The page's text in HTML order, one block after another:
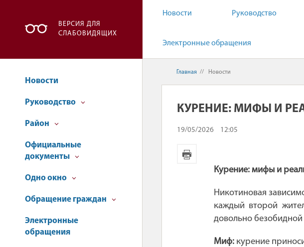
ВЕРСИЯ ДЛЯ
СЛАБОВИДЯЩИХ
Новости Руководство
Электронные обращения
Новости
Руководство
Район
Официальные
документы
Одно окно
Обращение граждан
Электронные
обращения
Главная // Новости
КУРЕНИЕ: МИФЫ И
19/05/2026 12:05
Курение: мифы и
Никотиновая
каждый второй
довольно безобидной
Миф: курение